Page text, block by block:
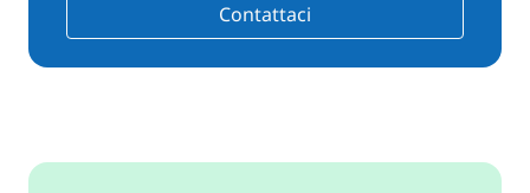
Contattaci